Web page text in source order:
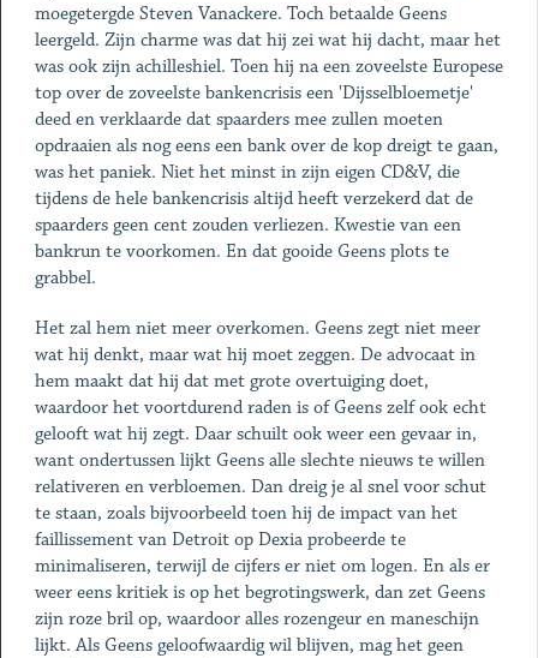
moegetergde Steven Vanackere. Toch betaalde Geens
leergeld. Zijn charme was dat hij zei wat hij dacht, maar het
was ook zijn achilleshiel. Toen hij na een zoveelste Europese
top over de zoveelste bankencrisis een 'Dijsselbloemetje'
deed en verklaarde dat spaarders mee zullen moeten
opdraaien als nog eens een bank over de kop dreigt te gaan,
was het paniek. Niet het minst in zijn eigen CD&V, die
tijdens de hele bankencrisis altijd heeft verzekerd dat de
spaarders geen cent zouden verliezen. Kwestie van een
bankrun te voorkomen. En dat gooide Geens plots te
grabbel.
Het zal hem niet meer overkomen. Geens zegt niet meer
wat hij denkt, maar wat hij moet zeggen. De advocaat in
hem maakt dat hij dat met grote overtuiging doet,
waardoor het voortdurend raden is of Geens zelf ook echt
gelooft wat hij zegt. Daar schuilt ook weer een gevaar in,
want ondertussen lijkt Geens alle slechte nieuws te willen
relativeren en verbloemen. Dan dreig je al snel voor schut
te staan, zoals bijvoorbeeld toen hij de impact van het
faillissement van Detroit op Dexia probeerde te
minimaliseren, terwijl de cijfers er niet om logen. En als er
weer eens kritiek is op het begrotingswerk, dan zet Geens
zijn roze bril op, waardoor alles rozengeur en maneschijn
lijkt. Als Geens geloofwaardig wil blijven, mag het geen